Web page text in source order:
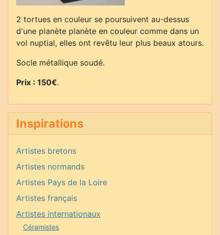
2 tortues en couleur se poursuivent au-dessus
d'une planète planète en couleur comme dans un
vol nuptial, elles ont revêtu leur plus beaux atours.
Socle métallique soudé.
Prix : 150€.
Inspirations
Artistes bretons
Artistes normands
Artistes Pays de la Loire
Artistes français
Artistes internationaux
Céramistes